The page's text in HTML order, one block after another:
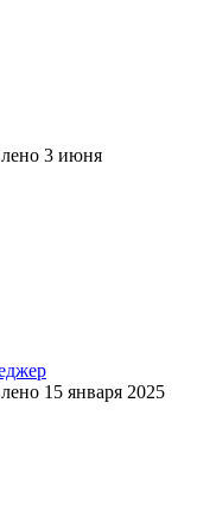
3 июня
15 января 2025